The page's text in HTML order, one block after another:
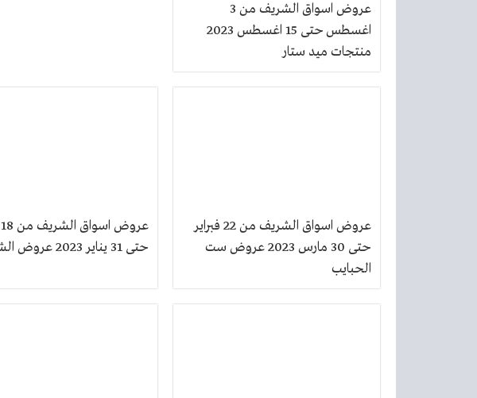
عروض اسواق الشريف من 3
اغسطس حتى 15 اغسطس 2023
منتجات ميد ستار
عروض اسواق الشريف من 22 فبراير
حتى 30 مارس 2023 عروض ست
الحبايب
حتى 31 يناير 2023 عروض الشتاء